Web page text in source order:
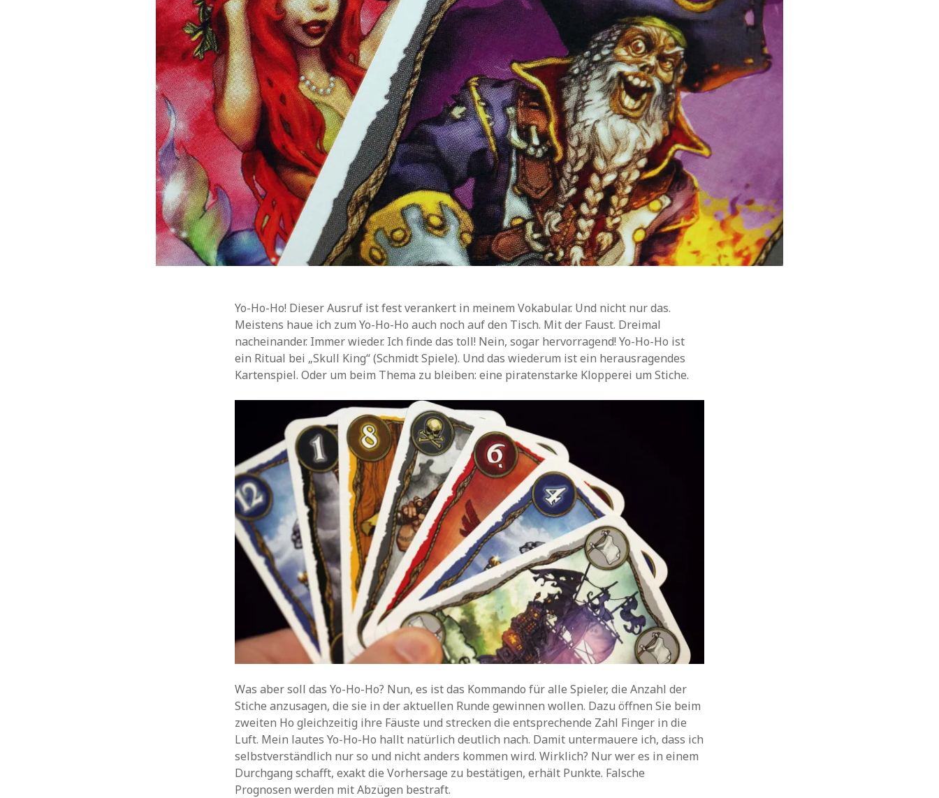
★☆☆☆☆ (mäßig)
(8)
☆☆☆☆☆ (misslungen)(5)
Yo-Ho-Ho! Dieser Ausruf ist fest verankert in meinem Vokabular. Und nicht nur das.
Meistens haue ich zum Yo-Ho-Ho auch noch auf den Tisch. Mit der Faust. Dreimal
nacheinander. Immer wieder. Ich finde das toll! Nein, sogar hervorragend! Yo-Ho-Ho ist
ein Ritual bei „Skull King“ (Schmidt Spiele). Und das wiederum ist ein herausragendes
Kartenspiel. Oder um beim Thema zu bleiben: eine piratenstarke Klopperei um Stiche.
Was aber soll das Yo-Ho-Ho? Nun, es ist das Kommando für alle Spieler, die Anzahl der
Stiche anzusagen, die sie in der aktuellen Runde gewinnen wollen. Dazu öffnen Sie beim
zweiten Ho gleichzeitig ihre Fäuste und strecken die entsprechende Zahl Finger in die
Luft. Mein lautes Yo-Ho-Ho hallt natürlich deutlich nach. Damit untermauere ich, dass ich
selbstverständlich nur so und nicht anders kommen wird. Wirklich? Nur wer es in einem
Durchgang schafft, exakt die Vorhersage zu bestätigen, erhält Punkte. Falsche
Prognosen werden mit Abzügen bestraft.